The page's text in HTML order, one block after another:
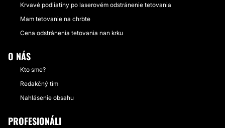
Krvavé podliatiny po laserovém odstránenie tetovania
Mam tetovanie na chrbte
Cena odstránenia tetovania nan krku
O NÁS
Kto sme?
Redakčný tím
Nahlásenie obsahu
PROFESIONÁLI